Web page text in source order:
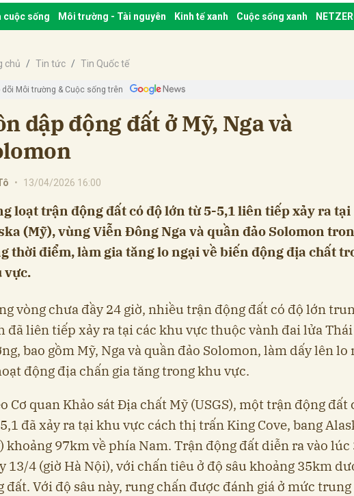
cuộc sống Môi trường - Tài nguyên Kinh tế xanh Cuộc sống xanh
chủ Tin tức Tin Quốc tế
dõi Môi trường & Cuộc sống trên
dập động đất ở Mỹ, Nga và
• 13/04/2026 16:00
loạt trận động đất có độ lớn từ 5-5,1 liên tiếp xảy ra tại
(Mỹ), vùng Viễn Đông Nga và quần đảo Solomon
thời điểm, làm gia tăng lo ngại về biến động địa chất
vực.
vòng chưa đầy 24 giờ, nhiều trận động đất có độ lớn
đã liên tiếp xảy ra tại các khu vực thuộc vành đai lửa
bao gồm Mỹ, Nga và quần đảo Solomon, làm dấy lên lo
động địa chấn gia tăng trong khu vực.
Cơ quan Khảo sát Địa chất Mỹ (USGS), một trận động đất
đã xảy ra tại khu vực cách thị trấn King Cove, bang
khoảng 97km về phía Nam. Trận động đất diễn ra vào lúc
13/4 (giờ Hà Nội), với chấn tiêu ở độ sâu khoảng 35km
đất. Với độ sâu này, rung chấn được đánh giá ở mức